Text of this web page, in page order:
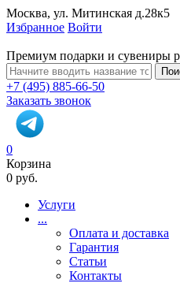
Москва, ул. Митинская д.28к5
Избранное Войти
Премиум подарки и сувениры
+7 (495) 885-66-50
Заказать звонок
0
Корзина
0 руб.
Услуги
...
Оплата и доставка
Гарантия
Статьи
Контакты